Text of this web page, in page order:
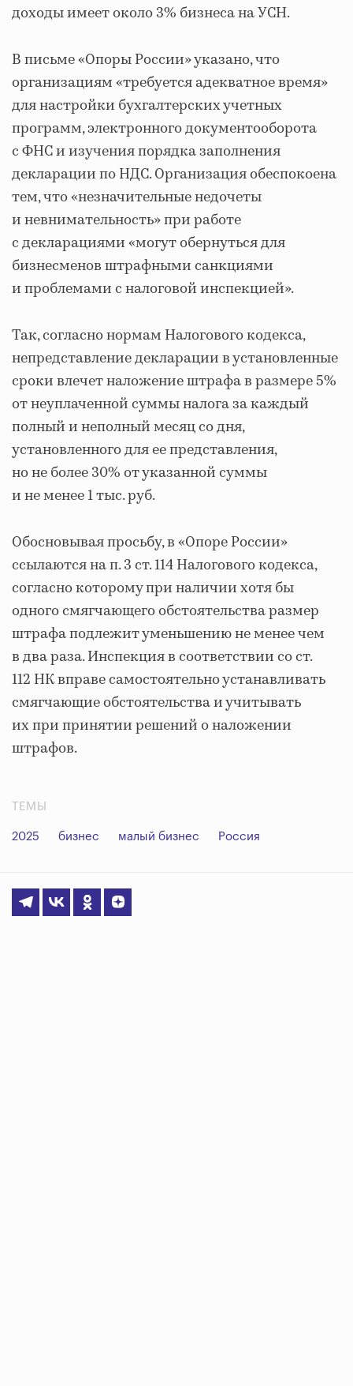
доходы имеет около 3% бизнеса на УСН.
В письме «Опоры России» указано, что
организациям «требуется адекватное время»
для настройки бухгалтерских учетных
программ, электронного документооборота
с ФНС и изучения порядка заполнения
декларации по НДС. Организация обеспокоена
тем, что «незначительные недочеты
и невнимательность» при работе
с декларациями «могут обернуться для
бизнесменов штрафными санкциями
и проблемами с налоговой инспекцией».
Так, согласно нормам Налогового кодекса,
непредставление декларации в установленные
сроки влечет наложение штрафа в размере 5%
от неуплаченной суммы налога за каждый
полный и неполный месяц со дня,
установленного для ее представления,
но не более 30% от указанной суммы
и не менее 1 тыс. руб.
Обосновывая просьбу, в «Опоре России»
ссылаются на п. 3 ст. 114 Налогового кодекса,
согласно которому при наличии хотя бы
одного смягчающего обстоятельства размер
штрафа подлежит уменьшению не менее чем
в два раза. Инспекция в соответствии со ст.
112 НК вправе самостоятельно устанавливать
смягчающие обстоятельства и учитывать
их при принятии решений о наложении
штрафов.
ТЕМЫ
2025 бизнес малый бизнес Россия